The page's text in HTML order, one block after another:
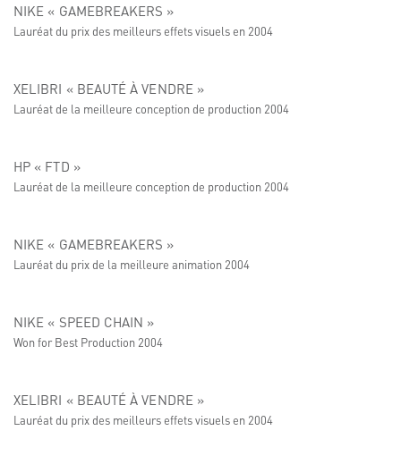
NIKE « GAMEBREAKERS »
Lauréat du prix des meilleurs effets visuels en 2004
XELIBRI « BEAUTÉ À VENDRE »
Lauréat de la meilleure conception de production 2004
HP « FTD »
Lauréat de la meilleure conception de production 2004
NIKE « GAMEBREAKERS »
Lauréat du prix de la meilleure animation 2004
NIKE « SPEED CHAIN »
Won for Best Production 2004
XELIBRI « BEAUTÉ À VENDRE »
Lauréat du prix des meilleurs effets visuels en 2004